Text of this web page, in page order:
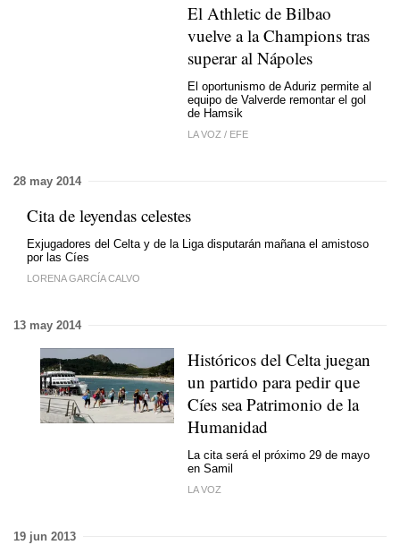
El Athletic de Bilbao
vuelve a la Champions tras
superar al Nápoles
El oportunismo de Aduriz permite al
equipo de Valverde remontar el gol
de Hamsik
LA VOZ / EFE
28 may 2014
Cita de leyendas celestes
Exjugadores del Celta y de la Liga disputarán mañana el amistoso
por las Cíes
LORENA GARCÍA CALVO
13 may 2014
Históricos del Celta juegan
un partido para pedir que
Cíes sea Patrimonio de la
Humanidad
La cita será el próximo 29 de mayo
en Samil
LA VOZ
19 jun 2013